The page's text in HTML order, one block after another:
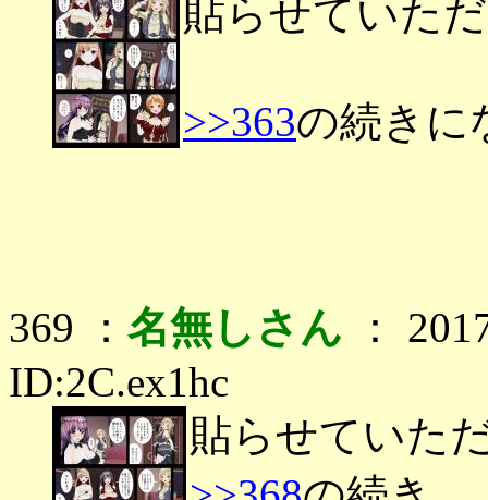
貼らせていた
>>363の続きに
369 ： 名無しさん ：
ID:2C.ex1hc
貼らせていた